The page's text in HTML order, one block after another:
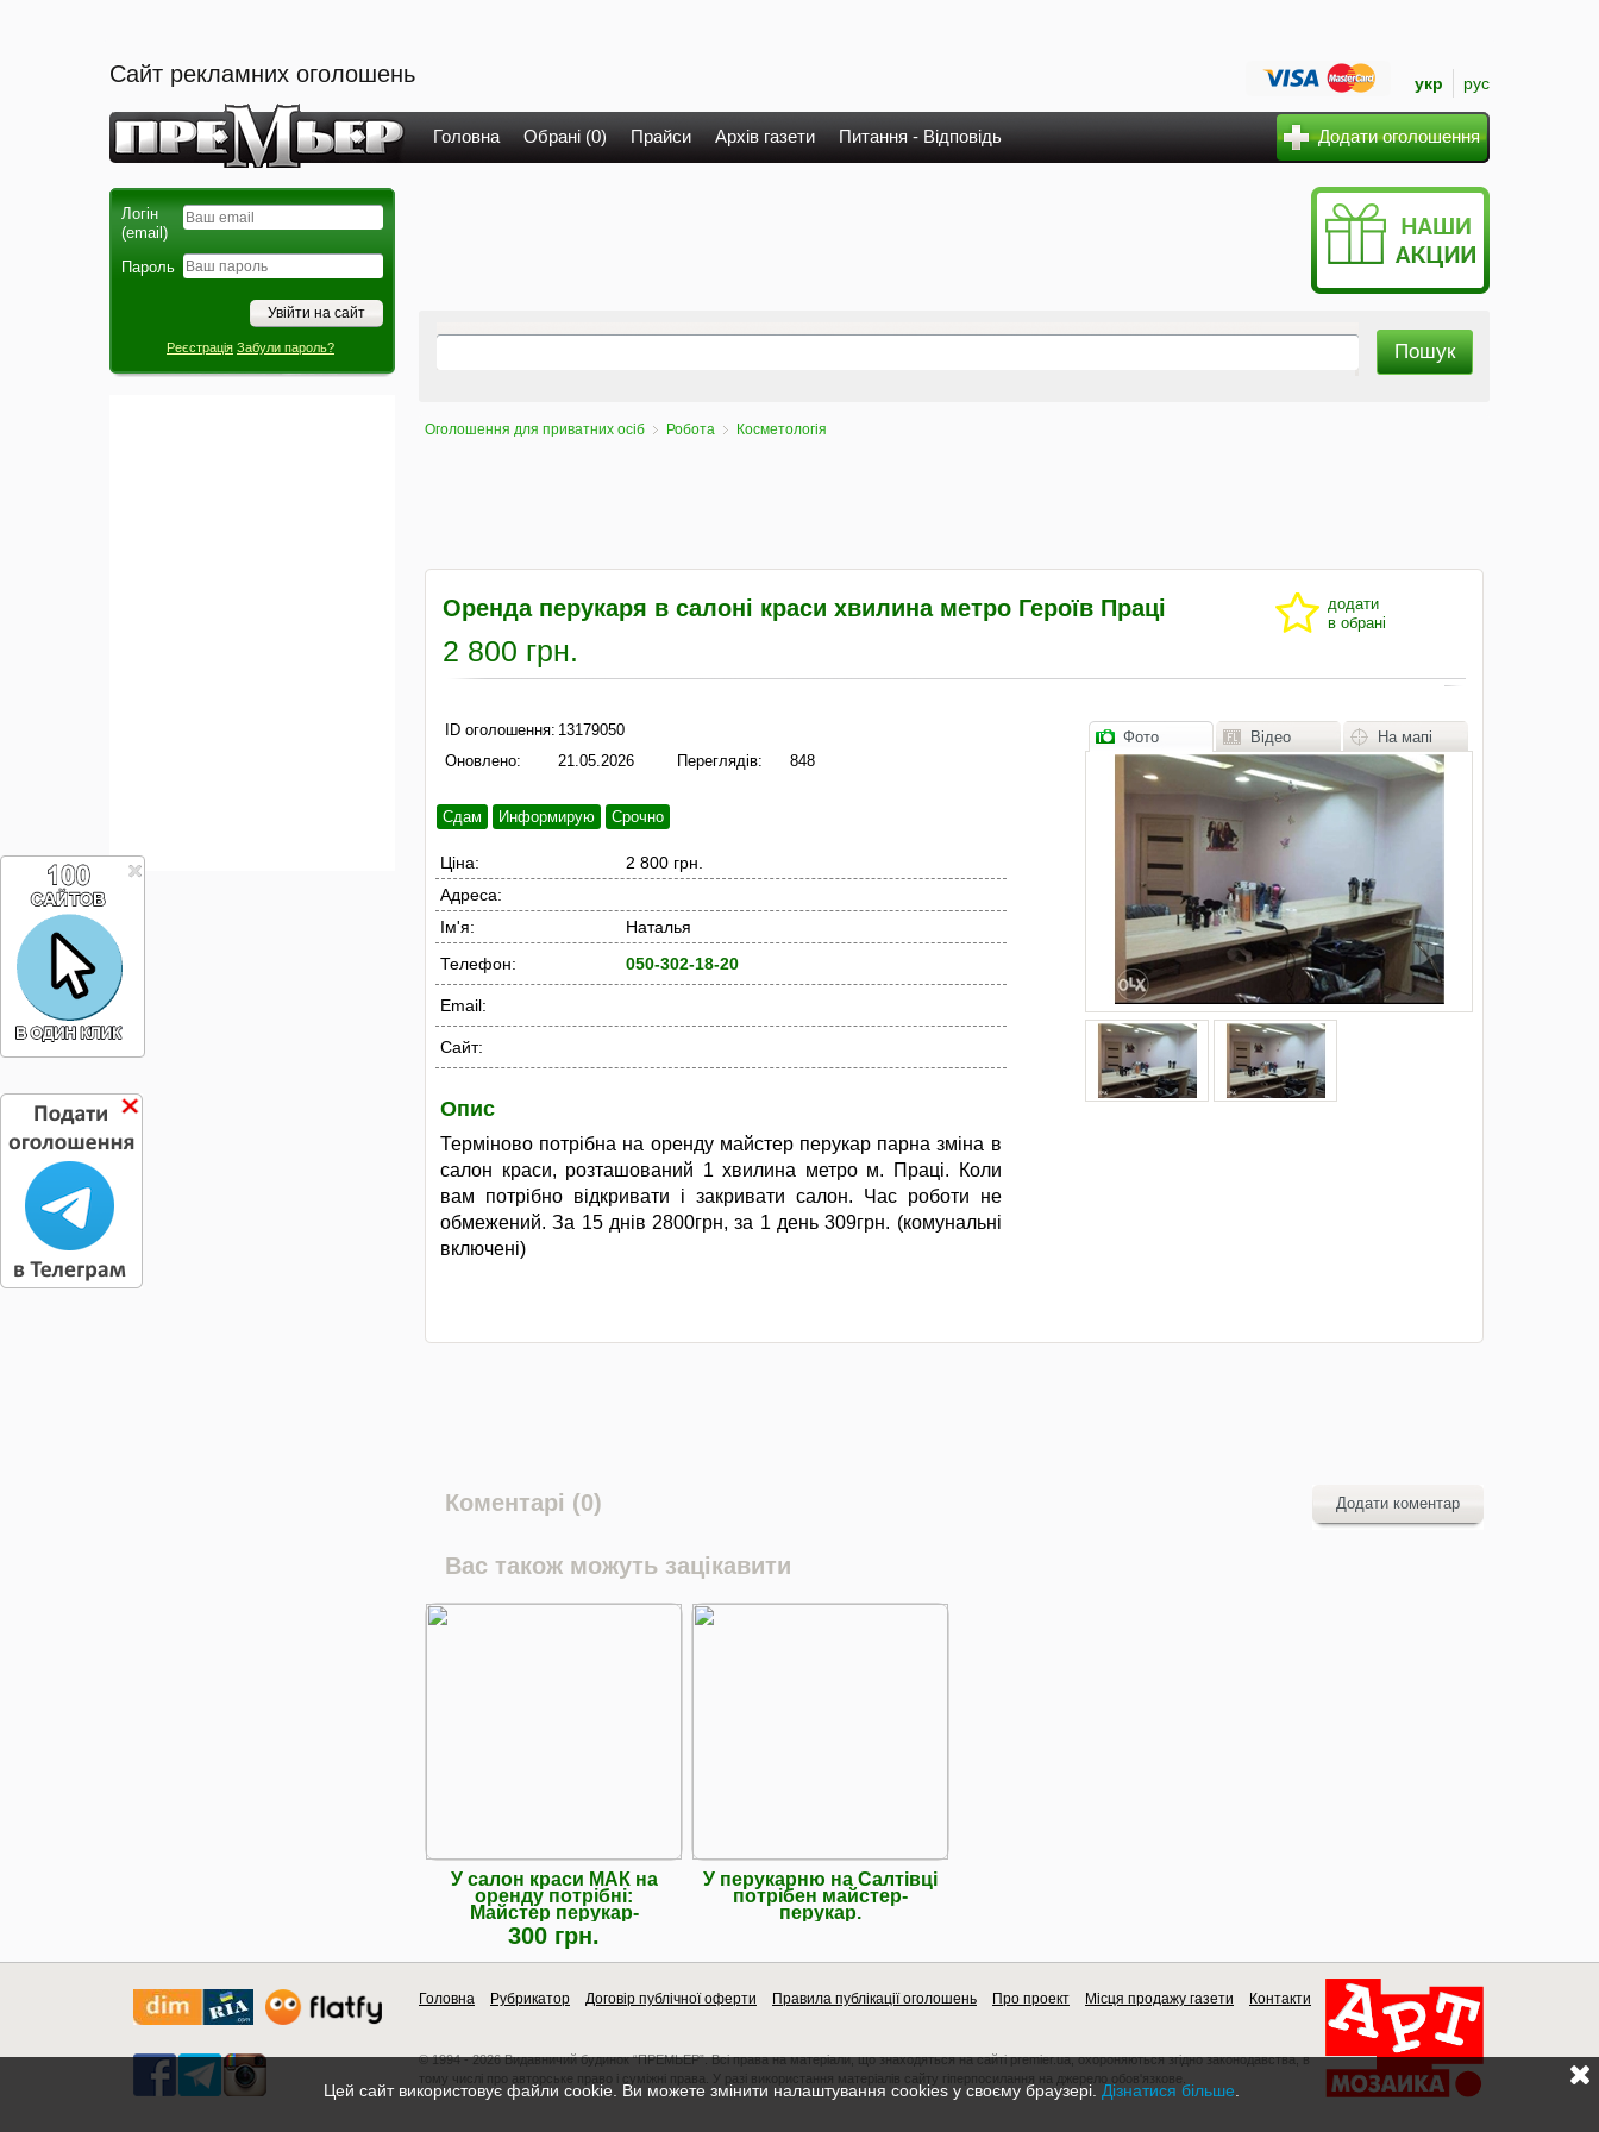
Сайт рекламних оголошень укр рус
Головна Обрані (0) Прайси Архів газети Питання - Відповідь Додати оголошення
Логін
(email)
Пароль
Реєстрація Забули пароль?
Оголошення для приватних осіб Робота Косметологія
Оренда перукаря в салоні краси хвилина метро Героїв Праці
додати
в обрані
2 800 грн.
ID оголошення: 13179050
Оновлено:
21.05.2026 Переглядів: 848
Сдам Информирую Срочно
Ціна:
2 800 грн.
Адреса:
Ім'я:
Наталья
Телефон:
050-302-18-20
Email:
Сайт:
Опис
Терміново потрібна на оренду майстер перукар парна зміна в
салон краси, розташований 1 хвилина метро м. Праці. Коли
вам потрібно відкривати і закривати салон. Час роботи не
обмежений. За 15 днів 2800грн, за 1 день 309грн. (комунальні
включені)
Фото Відео На мапі
Коментарі (0) Додати коментар
Вас також можуть зацікавити
У салон краси МАК на
оренду потрібні:
Майстер перукар-
універсал.
300 грн.
У перукарню на Салтівці
потрібен майстер-
перукар.
Головна Рубрикатор Договір публічної оферти Правила публікації оголошень Про проект Місця продажу газети Контакти
© 1994 - 2026 Видавничий будинок “ПРЕМЬЕР”. Всі права на матеріали, що знаходяться на сайті premier.ua, охороняються згідно законодавства, в
тому числі про авторське право і суміжні права. У разі використання матеріалів сайту гіперпосилання на джерело обов'язкове.
Цей сайт використовує файли cookie. Ви можете змінити налаштування cookies у своєму браузері. Дізнатися більше